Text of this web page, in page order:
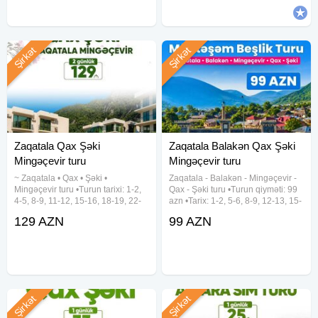
Zaqatala Qax Şəki
Mingəçevir turu
~ Zaqatala • Qax • Şəki •
Mingəçevir turu •Turun tarixi: 1-2,
4-5, 8-9, 11-12, 15-16, 18-19, 22-
qiyməti: 129 azn (1 nəfər üçün)
Şirkət
129 AZN
Zaqatala Balakən Qax Şəki
Mingəçevir turu
Zaqatala - Balakən - Mingəçevir -
Qax - Şəki turu •Turun qiyməti: 99
azn •Tarix: 1-2, 5-6, 8-9, 12-13, 15-
Avqust ✓Qiymətə daxildir: -
Şirkət
99 AZN
Şirkət Şirkət